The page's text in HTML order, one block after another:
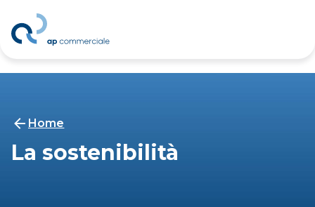
Home
La sostenibilità